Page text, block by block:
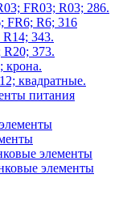
FR03; R03; 286.
FR6; R6; 316
343.
373.
крона.
квадратные.
питания
элементы
элементы